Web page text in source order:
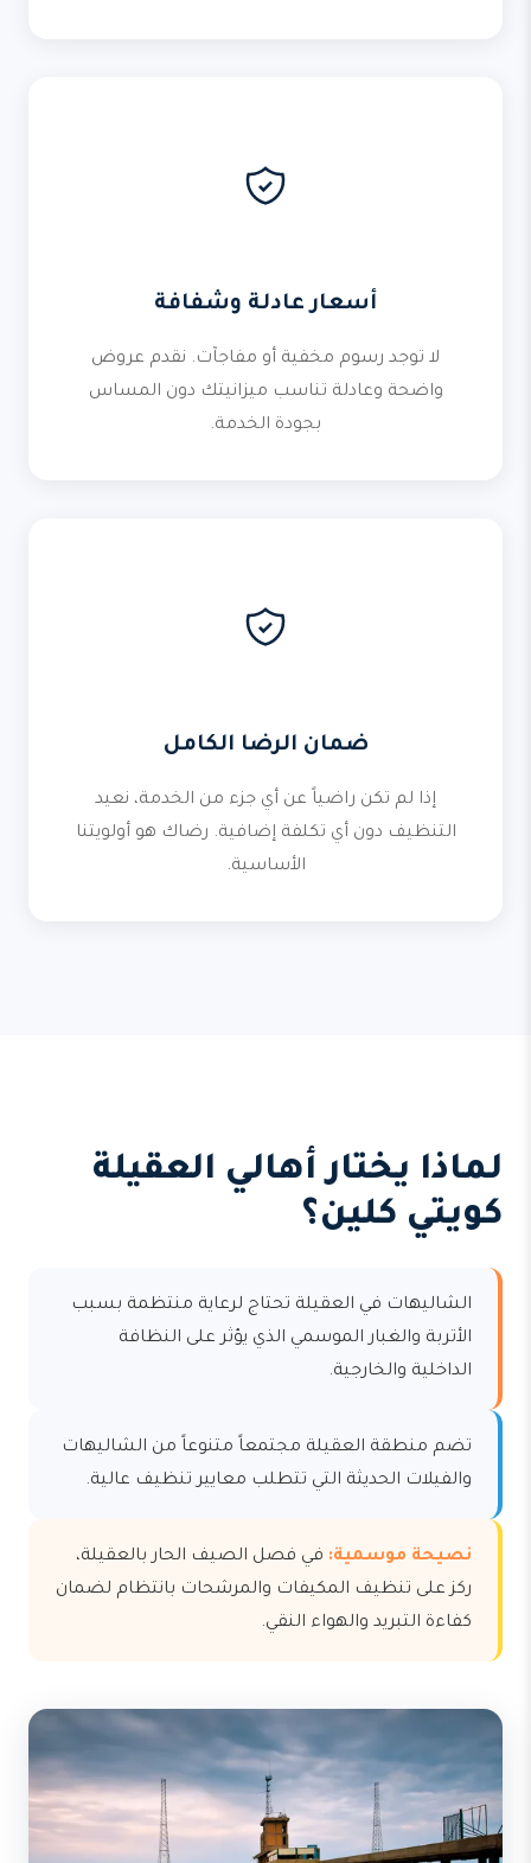
أسعار عادلة وشفافة
لا توجد رسوم مخفية أو مفاجآت. نقدم عروض
واضحة وعادلة تناسب ميزانيتك دون المساس
بجودة الخدمة.
ضمان الرضا الكامل
إذا لم تكن راضياً عن أي جزء من الخدمة، نعيد
التنظيف دون أي تكلفة إضافية. رضاك هو أولويتنا
الأساسية.
لماذا يختار أهالي العقيلة
كويتي كلين؟
الشاليهات في العقيلة تحتاج لرعاية منتظمة بسبب
الأتربة والغبار الموسمي الذي يؤثر على النظافة
الداخلية والخارجية.
تضم منطقة العقيلة مجتمعاً متنوعاً من الشاليهات
والفيلات الحديثة التي تتطلب معايير تنظيف عالية.
نصيحة موسمية: في فصل الصيف الحار بالعقيلة،
ركز على تنظيف المكيفات والمرشحات بانتظام لضمان
كفاءة التبريد والهواء النقي.